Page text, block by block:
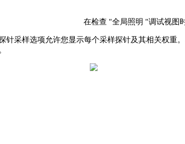
在检查 "全局照明 "调试视图
针采样选项允许您显示每个采样探针及其相关权